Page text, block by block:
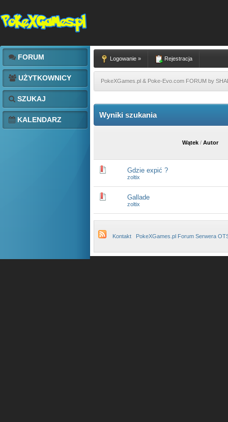
FORUM
UŻYTKOWNICY
SZUKAJ
KALENDARZ
Logowanie » Rejestracja
PokeXGames.pl & Poke-Evo.com FORUM by
Wyniki szukania
Wątek / Autor
Gdzie expić ?
zoltix
Gallade
zoltix
Kontakt PokeXGames.pl Forum Serwera